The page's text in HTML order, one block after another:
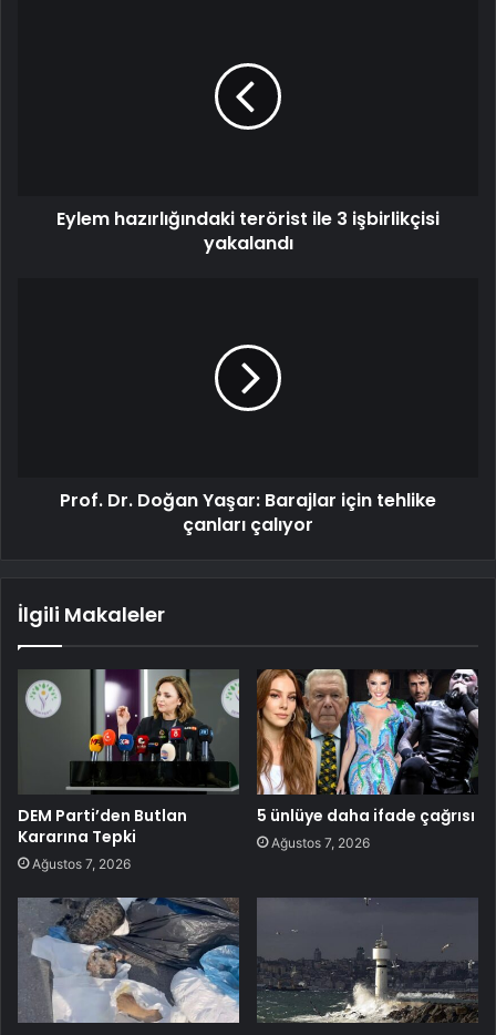
Eylem hazırlığındaki terörist ile 3 işbirlikçisi
yakalandı
Prof. Dr. Doğan Yaşar: Barajlar için tehlike
çanları çalıyor
İlgili Makaleler
DEM Parti’den Butlan
Kararına Tepki
Ağustos 7, 2026
5 ünlüye daha ifade çağrısı
Ağustos 7, 2026